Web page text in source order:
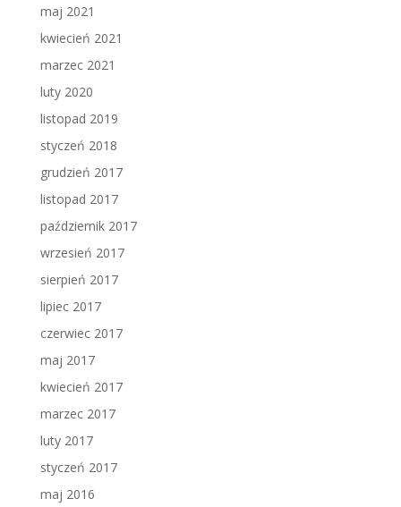
maj 2021
kwiecień 2021
marzec 2021
luty 2020
listopad 2019
styczeń 2018
grudzień 2017
listopad 2017
październik 2017
wrzesień 2017
sierpień 2017
lipiec 2017
czerwiec 2017
maj 2017
kwiecień 2017
marzec 2017
luty 2017
styczeń 2017
maj 2016